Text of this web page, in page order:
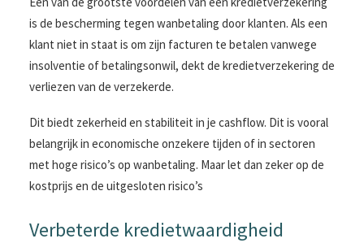
is de bescherming tegen wanbetaling door klanten. Als een
klant niet in staat is om zijn facturen te betalen vanwege
insolventie of betalingsonwil, dekt de kredietverzekering de
verliezen van de verzekerde.
Dit biedt zekerheid en stabiliteit in je cashflow. Dit is vooral
belangrijk in economische onzekere tijden of in sectoren
met hoge risico’s op wanbetaling. Maar let dan zeker op de
kostprijs en de uitgesloten risico’s
Verbeterde kredietwaardigheid